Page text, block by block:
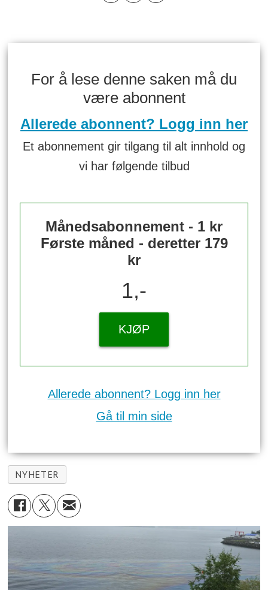
For å lese denne saken må du
være abonnent
Allerede abonnent? Logg inn her
Et abonnement gir tilgang til alt innhold og
vi har følgende tilbud
Månedsabonnement - 1 kr
Første måned - deretter 179
kr
1,-
KJØP
Allerede abonnent? Logg inn her
Gå til min side
NYHETER